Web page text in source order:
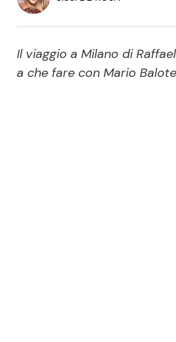
Economia
Persone Scomparse
Il viaggio a Milano di
a che fare con Mario